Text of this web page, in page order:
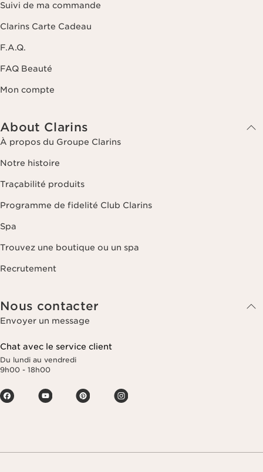
Suivi de ma commande
Clarins Carte Cadeau
F.A.Q.
FAQ Beauté
Mon compte
About Clarins
À propos du Groupe Clarins
Notre histoire
Traçabilité produits
Programme de fidelité Club Clarins
Spa
Trouvez une boutique ou un spa
Recrutement
Nous contacter
Envoyer un message
Chat avec le service client
Du lundi au vendredi
9h00 - 18h00